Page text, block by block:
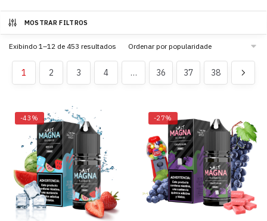
MOSTRAR FILTROS
Exibindo 1–12 de 453 resultados
1 2 3 4 … 36 37 38
-43% -27%